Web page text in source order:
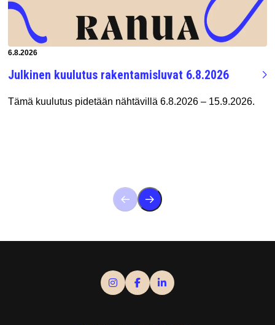
Artikkeli luotu:
6.8.2026
Julkinen kuulutus rakentamisluvat 6.8.2026
Tämä kuulutus pidetään nähtävillä 6.8.2026 – 15.9.2026.